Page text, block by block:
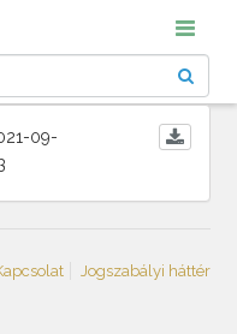
09-
Jogszabályi háttér